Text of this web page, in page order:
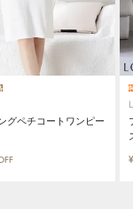
グペチコートワンピー
¥